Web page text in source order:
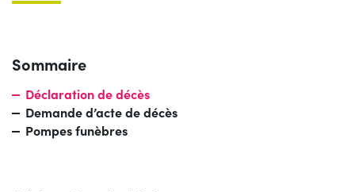
Sommaire
Déclaration de décès
Demande d’acte de décès
Pompes funèbres